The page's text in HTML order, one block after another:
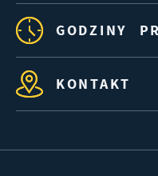
GODZINY
KONTAKT